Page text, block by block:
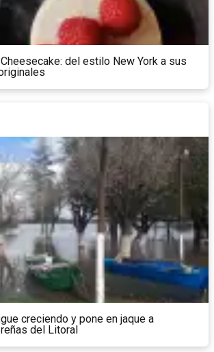
del estilo New York a sus
creciendo y pone en jaque a
del Litoral